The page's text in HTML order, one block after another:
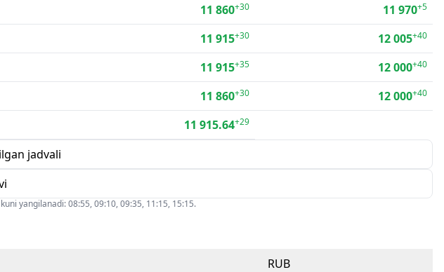
11 860+30 11 970+5
11 915+30 12 005+40
11 915+35 12 000+40
11 860+30 12 000+40
11 915.64+29
jadvali
yangilanadi: 08:55, 09:10, 09:35, 11:15, 15:15.
RUB